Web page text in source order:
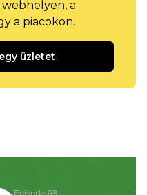
a
a piacokon.
üzletet